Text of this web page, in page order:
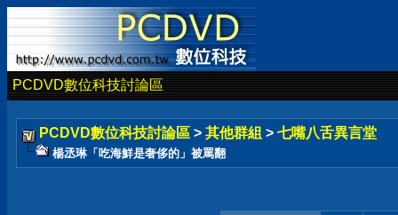
PCDVD數位科技討論區
PCDVD數位科技討論區 > 其他群組 > 七嘴八舌異言堂
楊丞琳「吃海鮮是奢侈的」被罵翻